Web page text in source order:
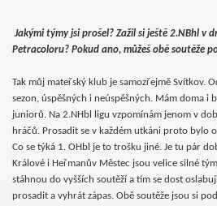
Jakými týmy jsi prošel? Zažil si ještě 2.NBhl v
Petracoloru? Pokud ano, můžeš obě soutěže
Tak můj mateřský klub je samozřejmě Svítkov.
sezon, úspěšných i neúspěšných. Mám doma i
juniorů. Na 2.NHbl ligu vzpomínám jenom v
hráčů. Prosadit se v každém utkáni proto bylo
Co se týká 1. OHbl je to trošku jiné. Je tu pár
Králové i Heřmanův Městec jsou velice silné
stáhnou do vyšších soutěží a tím se dost
prosadit a vyhrát zápas. Obě soutěže jsou si